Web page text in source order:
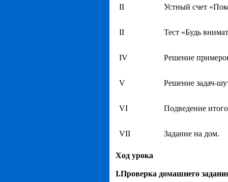
II Устный счет
II Тест «Будь
IV Решение
V Решение задач-
VI Подведение
VII Задание на дом.
Ход урока
I.Проверка домашнего